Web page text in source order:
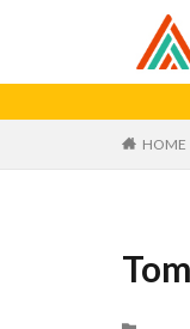
HOME